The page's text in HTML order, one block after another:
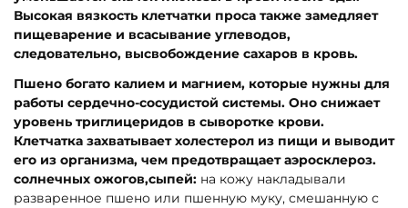
Высокая вязкость клетчатки проса также замедляет
пищеварение и всасывание углеводов,
следовательно, высвобождение сахаров в кровь.
Пшено богато калием и магнием, которые нужны для
работы сердечно-сосудистой системы. Оно снижает
уровень триглицеридов в сыворотке крови.
Клетчатка захватывает холестерол из пищи и выводит
его из организма, чем предотвращает аэросклероз.
солнечных ожогов,сыпей: на кожу накладывали
разваренное пшено или пшенную муку, смешанную с